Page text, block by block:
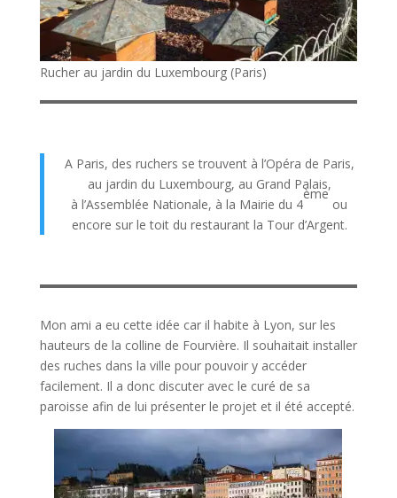
Rucher au jardin du Luxembourg (Paris)
A Paris, des ruchers se trouvent à l’Opéra de Paris,
au jardin du Luxembourg, au Grand Palais,
à l’Assemblée Nationale, à la Mairie du 4
ème
ou
encore sur le toit du restaurant la Tour d’Argent.
Mon ami a eu cette idée car il habite à Lyon, sur les
hauteurs de la colline de Fourvière. Il souhaitait installer
des ruches dans la ville pour pouvoir y accéder
facilement. Il a donc discuter avec le curé de sa
paroisse afin de lui présenter le projet et il été accepté.